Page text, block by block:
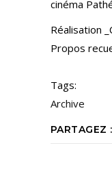
cinéma
Réalisation
Propos
Tags:
Archive
PARTAGEZ :